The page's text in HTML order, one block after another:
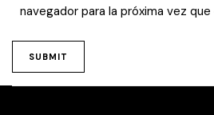
navegador para la próxima vez